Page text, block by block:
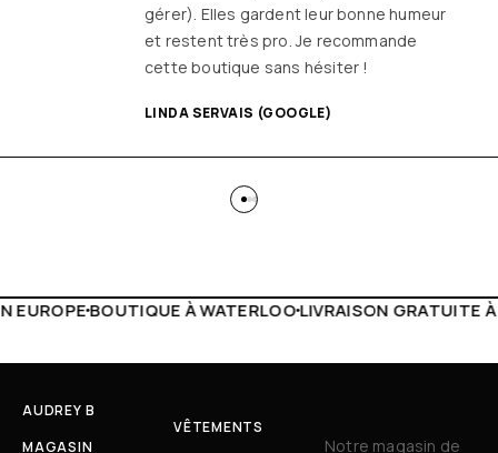
gérer). Elles gardent leur bonne humeur
et restent très pro. Je recommande
cette boutique sans hésiter !
LINDA SERVAIS (GOOGLE)
LIVRAISON GRATUITE À PARTIR DE 150€LIVE
AUDREY B
MAGASIN
VÊTEMENTS
Notre magasin de